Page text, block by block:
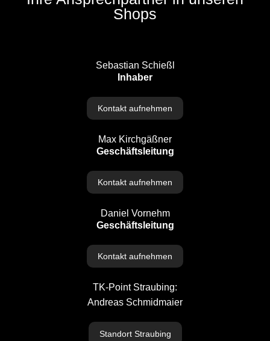
Shops
Sebastian Schießl
Inhaber
Kontakt aufnehmen
Max Kirchgäßner
Geschäftsleitung
Kontakt aufnehmen
Daniel Vornehm
Geschäftsleitung
Kontakt aufnehmen
TK-Point Straubing:
Andreas Schmidmaier
Standort Straubing